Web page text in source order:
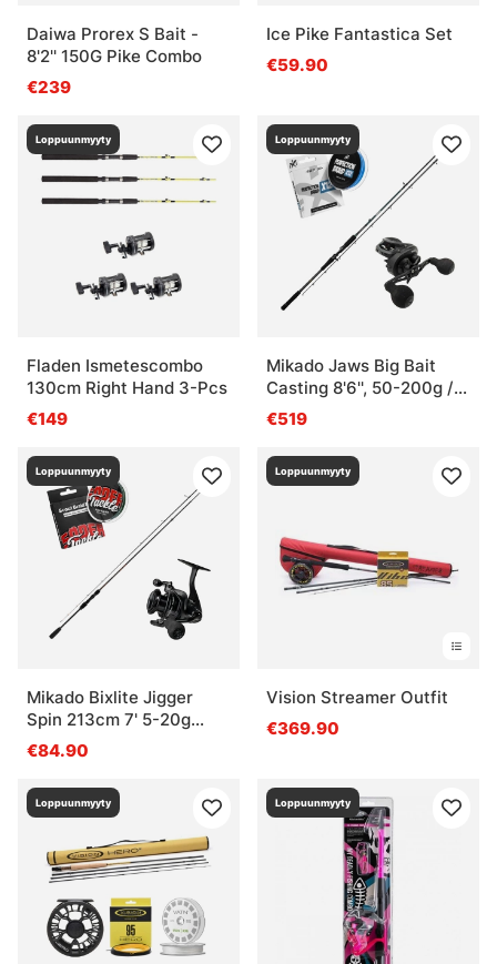
Daiwa Prorex S Bait -
8'2'' 150G Pike Combo
€239
Ice Pike Fantastica Set
€59.90
Loppuunmyyty
Fladen Ismetescombo
130cm Right Hand 3-Pcs
€149
Loppuunmyyty
Mikado Jaws Big Bait
Casting 8'6'', 50-200g /
Svivlo Combo
€519
Loppuunmyyty
Mikado Bixlite Jigger
Spin 213cm 7' 5-20g
Pitch Black Combo
€84.90
Loppuunmyyty
Vision Streamer Outfit
€369.90
Loppuunmyyty Loppuunmyyty